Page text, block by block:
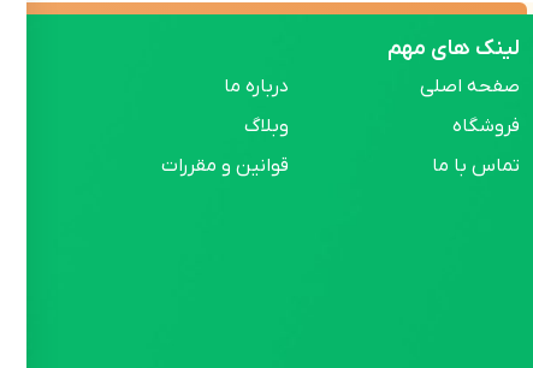
لینک های مهم
صفحه اصلی
فروشگاه
تماس با ما
درباره ما
وبلاگ
قوانین و مقررات